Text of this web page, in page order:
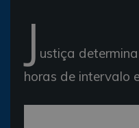
J ustiça
horas de intervalo